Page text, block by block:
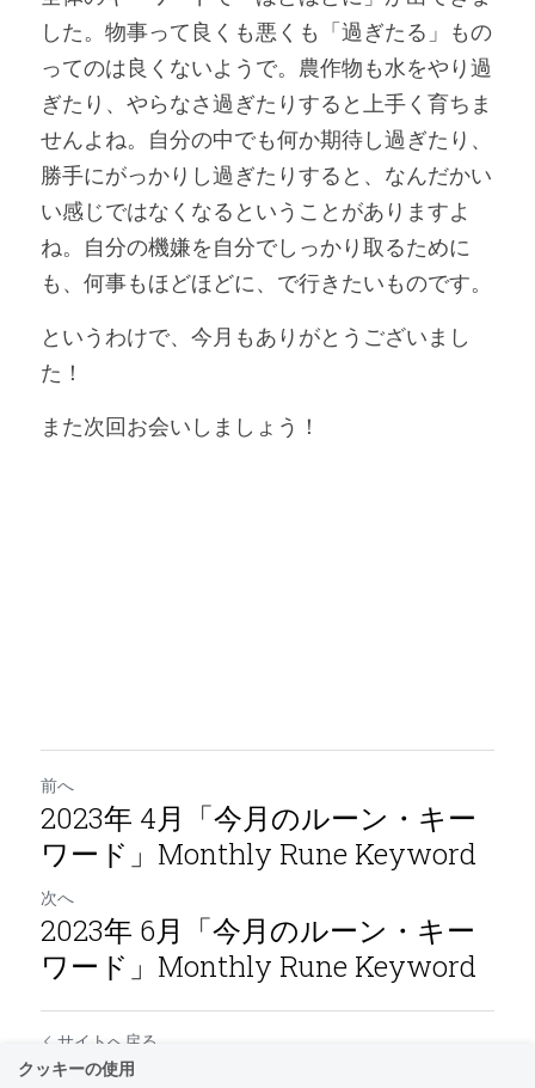
した。物事って良くも悪くも「過ぎたる」もの
ってのは良くないようで。農作物も水をやり過
ぎたり、やらなさ過ぎたりすると上手く育ちま
せんよね。自分の中でも何か期待し過ぎたり、
勝手にがっかりし過ぎたりすると、なんだかい
い感じではなくなるということがありますよ
ね。自分の機嫌を自分でしっかり取るために
も、何事もほどほどに、で行きたいものです。
というわけで、今月もありがとうございまし
た！
また次回お会いしましょう！
前へ
2023年 4月「今月のルーン・キー
ワード」Monthly Rune Keyword
次へ
2023年 6月「今月のルーン・キー
ワード」Monthly Rune Keyword
サイトへ戻る
クッキーの使用